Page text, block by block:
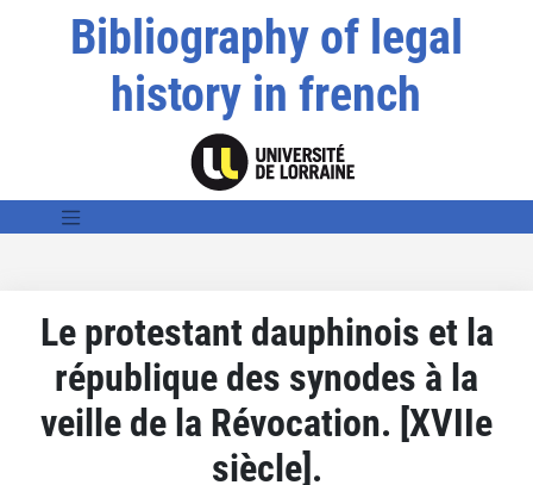
Bibliography of legal
history in french
Le protestant dauphinois et la
république des synodes à la
veille de la Révocation. [XVIIe
siècle].